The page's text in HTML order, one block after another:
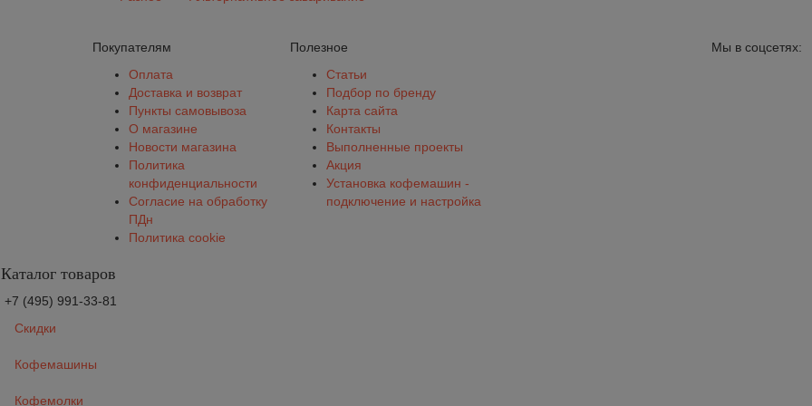
Покупателям
Оплата
Доставка и возврат
Пункты самовывоза
О магазине
Новости магазина
Политика
конфиденциальности
Согласие на обработку
ПДн
Политика cookie
Полезное
Статьи
Подбор по бренду
Карта сайта
Контакты
Выполненные проекты
Акция
Установка кофемашин -
подключение и настройка
Мы в соцсетях:
Каталог товаров
+7 (495) 991-33-81
Скидки
Кофемашины
Кофемолки